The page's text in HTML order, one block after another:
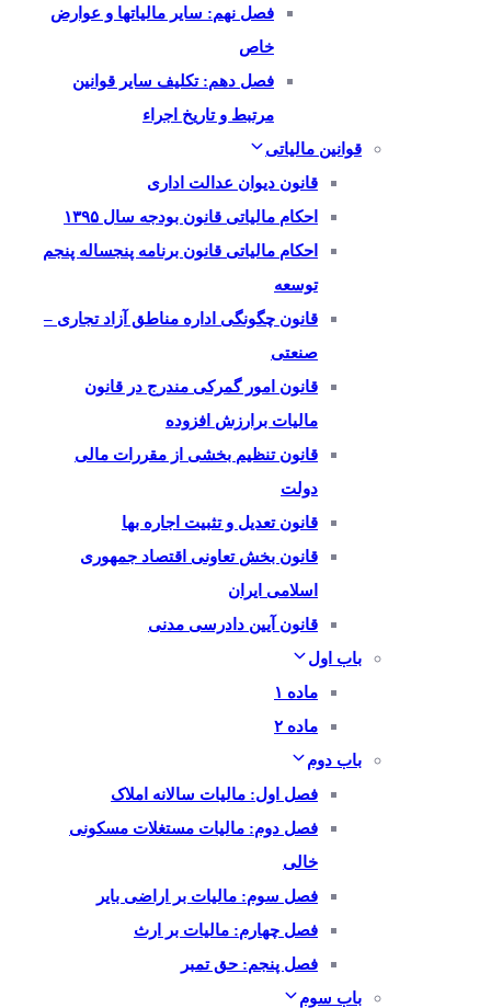
فصل نهم: سایر مالیاتها و عوارض
خاص
فصل دهم: تکلیف سایر قوانین
مرتبط و تاریخ اجراء
قوانین مالیاتی
قانون دیوان عدالت اداری
احکام مالیاتی قانون بودجه سال ۱۳۹۵
احکام مالیاتی قانون برنامه پنجساله پنجم
توسعه
قانون چگونگی اداره مناطق آزاد تجاری –
صنعتی
قانون امور گمرکی مندرج در قانون
مالیات برارزش افزوده
قانون تنظیم بخشی از مقررات مالی
دولت
قانون تعدیل و تثبیت اجاره بها
قانون بخش تعاونی اقتصاد جمهوری
اسلامی ایران
قانون آیین دادرسی مدنی
باب اول
ماده ۱
ماده ۲
باب دوم
فصل اول: مالیات سالانه املاک
فصل دوم: مالیات مستغلات مسکونی
خالی
فصل سوم: مالیات بر اراضی بایر
فصل چهارم: مالیات بر ارث
فصل پنجم: حق تمبر
باب سوم